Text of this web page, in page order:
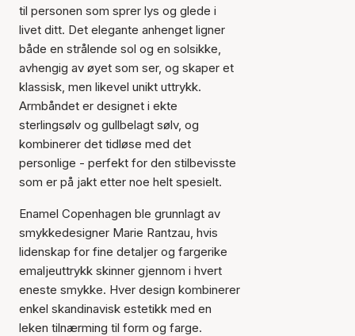
til personen som sprer lys og glede i
livet ditt. Det elegante anhenget ligner
både en strålende sol og en solsikke,
avhengig av øyet som ser, og skaper et
klassisk, men likevel unikt uttrykk.
Armbåndet er designet i ekte
sterlingsølv og gullbelagt sølv, og
kombinerer det tidløse med det
personlige - perfekt for den stilbevisste
som er på jakt etter noe helt spesielt.
Enamel Copenhagen ble grunnlagt av
smykkedesigner Marie Rantzau, hvis
lidenskap for fine detaljer og fargerike
emaljeuttrykk skinner gjennom i hvert
eneste smykke. Hver design kombinerer
enkel skandinavisk estetikk med en
leken tilnærming til form og farge.